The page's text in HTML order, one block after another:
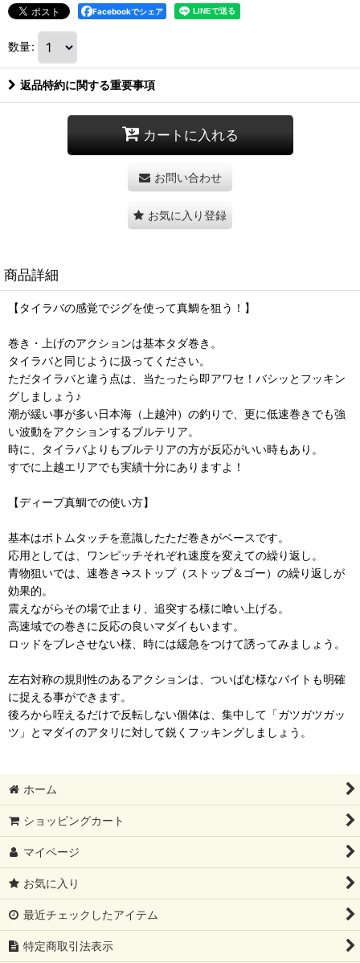
Facebookでシェア
数量:
返品特約に関する重要事項
カートに入れる
お問い合わせ
お気に入り登録
商品詳細
【タイラバの感覚でジグを使って真鯛を狙う！】
巻き・上げのアクションは基本タダ巻き。
タイラバと同じように扱ってください。
ただタイラバと違う点は、当たったら即アワセ！バシッとフッキン
グしましょう♪
潮が緩い事が多い日本海（上越沖）の釣りで、更に低速巻きでも強
い波動をアクションするブルテリア。
時に、タイラバよりもブルテリアの方が反応がいい時もあり。
すでに上越エリアでも実績十分にありますよ！
【ディープ真鯛での使い方】
基本はボトムタッチを意識したただ巻きがベースです。
応用としては、ワンピッチそれぞれ速度を変えての繰り返し。
青物狙いでは、速巻き→ストップ（ストップ＆ゴー）の繰り返しが
効果的。
震えながらその場で止まり、追突する様に喰い上げる。
高速域での巻きに反応の良いマダイもいます。
ロッドをブレさせない様、時には緩急をつけて誘ってみましょう。
左右対称の規則性のあるアクションは、ついばむ様なバイトも明確
に捉える事ができます。
後ろから咥えるだけで反転しない個体は、集中して「ガツガツガッ
ツ」とマダイのアタリに対して鋭くフッキングしましょう。
ホーム
ショッピングカート
マイページ
お気に入り
最近チェックしたアイテム
特定商取引法表示